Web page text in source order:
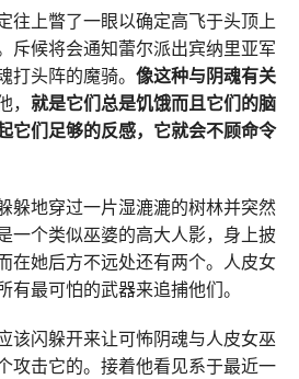
往上瞥了一眼以确定高飞于头顶上
斥候将会通知蕾尔派出宾纳里亚军
打头阵的魔骑。像这种与阴魂有关
，就是它们总是饥饿而且它们的脑
它们足够的反感，它就会不顾命令
躲地穿过一片湿漉漉的树林并突然
一个类似巫婆的高大人影，身上披
在她后方不远处还有两个。人皮女
最可怕的武器来追捕他们。
该闪躲开来让可怖阴魂与人皮女巫
攻击它的。接着他看见系于最近一